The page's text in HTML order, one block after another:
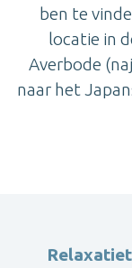
ben te
locatie in
Averbode
naar het